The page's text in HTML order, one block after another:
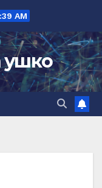
AM
ушко